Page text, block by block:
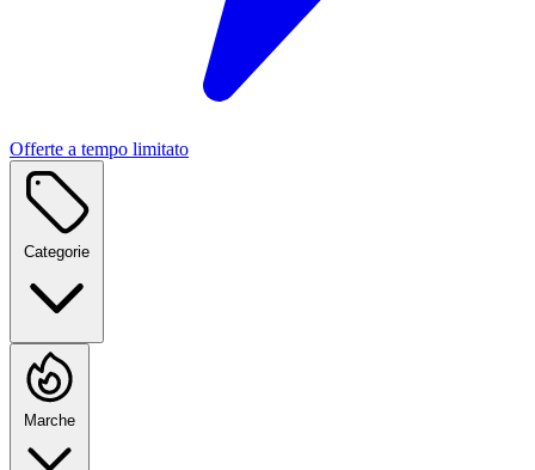
Offerte a tempo limitato
Categorie
Marche